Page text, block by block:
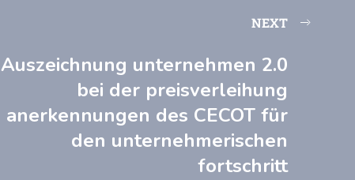
NEXT
Auszeichnung unternehmen 2.0
bei der preisverleihung
anerkennungen des CECOT für
den unternehmerischen
fortschritt